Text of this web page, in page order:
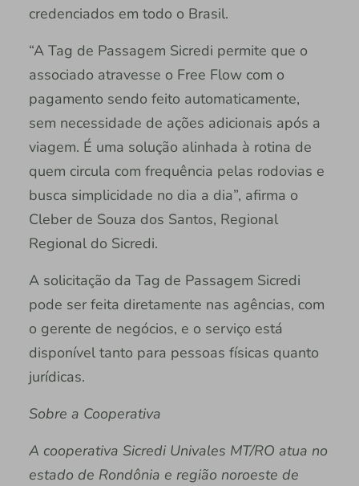
credenciados em todo o Brasil.
“A Tag de Passagem Sicredi permite que o
associado atravesse o Free Flow com o
pagamento sendo feito automaticamente,
sem necessidade de ações adicionais após a
viagem. É uma solução alinhada à rotina de
quem circula com frequência pelas rodovias e
busca simplicidade no dia a dia”, afirma o
Cleber de Souza dos Santos, Regional
Regional do Sicredi.
A solicitação da Tag de Passagem Sicredi
pode ser feita diretamente nas agências, com
o gerente de negócios, e o serviço está
disponível tanto para pessoas físicas quanto
jurídicas.
Sobre a Cooperativa
A cooperativa Sicredi Univales MT/RO atua no
estado de Rondônia e região noroeste de